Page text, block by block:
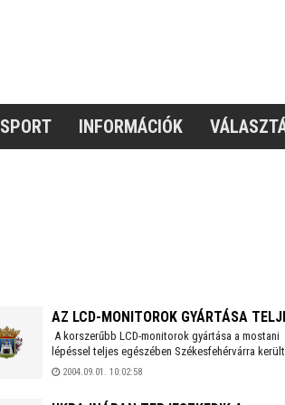
SPORT INFORMÁCIÓK
AZ LCD-MONITOROK GYÁRTÁSA
EGÉSZÉBEN SZÉKESFEHÉRVÁRRA
A korszerűbb LCD-monitorok gyártása a mostani
lépéssel teljes egészében Székesfehérvárra
berendezéseket már csomagolják Szombathelyen,
2004.09.01. 10:02:58